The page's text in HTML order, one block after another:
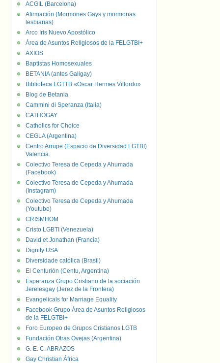
ACGIL (Barcelona)
Afirmación (Mormones Gays y mormonas
lesbianas)
Arco Iris Nuevo Apostólico
Área de Asuntos Religiosos de la FELGTBI+
AXIOS
Baptistas Homosexuales
BETANIA (antes Galigay)
Biblioteca LGTTB «Oscar Hermes Villordo»
Blog de Betania
Cammini di Speranza (Italia)
CATHOGAY
Catholics for Choice
CEGLA (Argentina)
Centro Arrupe (Espacio de Diversidad LGTBI)
Valencia.
Colectivo Teresa de Cepeda y Ahumada
(Facebook)
Colectivo Teresa de Cepeda y Ahumada
(Instagram)
Colectivo Teresa de Cepeda y Ahumada
(Youtube)
CRISMHOM
Cristo LGBTI (Venezuela)
David et Jonathan (Francia)
Dignity USA
Diversidade católica (Brasil)
El Centurión (Centu, Argentina)
Esperanza Grupo Cristiano de la sociación
Jerelesgay (Jerez de la Frontera)
Evangelicals for Marriage Equality
Facebook Grupo Área de Asuntos Religiosos
de la FELGTBI+
Foro Europeo de Grupos Cristianos LGTB
Fundación Otras Ovejas (Argentina)
G. E. C. ABRAZOS
Gay Christian África